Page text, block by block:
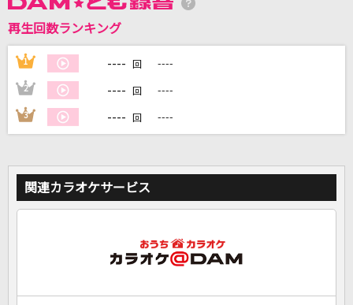
家族や友達と一緒に！練習にも！
再生回数ランキング
1 ---- 回 ----
2 ---- 回 ----
3 ---- 回 ----
関連カラオケサービス